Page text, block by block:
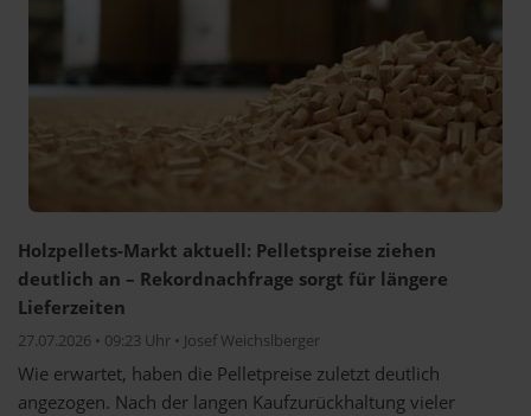
Holzpellets-Markt aktuell: Pelletspreise ziehen
deutlich an – Rekordnachfrage sorgt für längere
Lieferzeiten
27.07.2026 • 09:23 Uhr • Josef Weichslberger
Wie erwartet, haben die Pelletpreise zuletzt deutlich
angezogen. Nach der langen Kaufzurückhaltung vieler